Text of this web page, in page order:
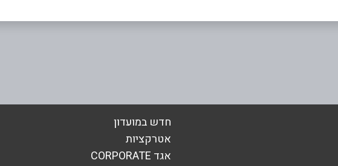
אימייל*
חדש במועדון
אטרקציות
אגד CORPORATE